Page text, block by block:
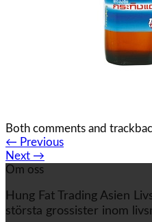
Both comments and
← Previous
Next →
Om oss
Hung Fat Trading Asien
största grossister inom